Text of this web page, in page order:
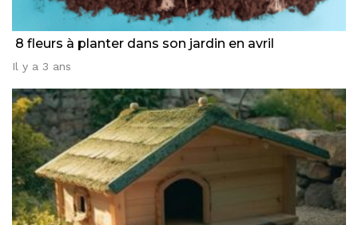
8 fleurs à planter dans son jardin en avril
Il y a 3 ans